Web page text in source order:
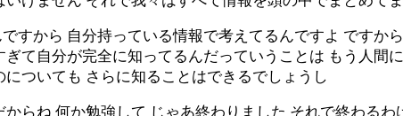
すから 自分持っている情報で考えてるんですよ ですか
て自分が完全に知ってるんだっていうことは もう人
ついても さらに知ることはできるでしょうし
らね 何か勉強して じゃあ終わりました それで終わる